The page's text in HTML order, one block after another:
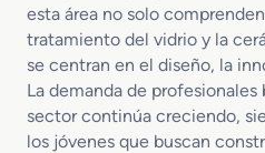
esta área no solo
tratamiento del vidrio y la
se centran en el diseño, la
La demanda de
sector continúa creciendo,
los jóvenes que buscan